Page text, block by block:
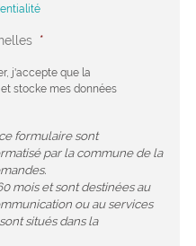
*
j'accepte que la
stocke mes données
formulaire sont
par la commune de la
mois et sont destinées au
ou au services
situés dans la